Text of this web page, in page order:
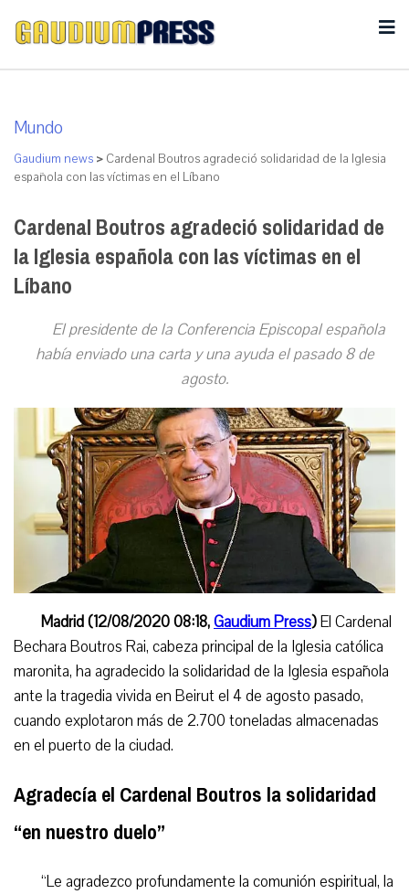
Mundo
Gaudium news > Cardenal Boutros agradeció solidaridad de la Iglesia
española con las víctimas en el Líbano
Cardenal Boutros agradeció solidaridad de
la Iglesia española con las víctimas en el
Líbano
El presidente de la Conferencia Episcopal española
había enviado una carta y una ayuda el pasado 8 de
agosto.
Madrid(12/08/2020 08:18,Gaudium Press)El Cardenal
Bechara Boutros Rai, cabeza principal de la Iglesia católica
maronita, ha agradecido la solidaridad de la Iglesia española
ante la tragedia vivida en Beirut el 4 de agosto pasado,
cuando explotaron más de 2.700 toneladas almacenadas
en el puerto de la ciudad.
Agradecía el Cardenal Boutros la solidaridad
“en nuestro duelo”
“Le agradezco profundamente la comunión espiritual, la